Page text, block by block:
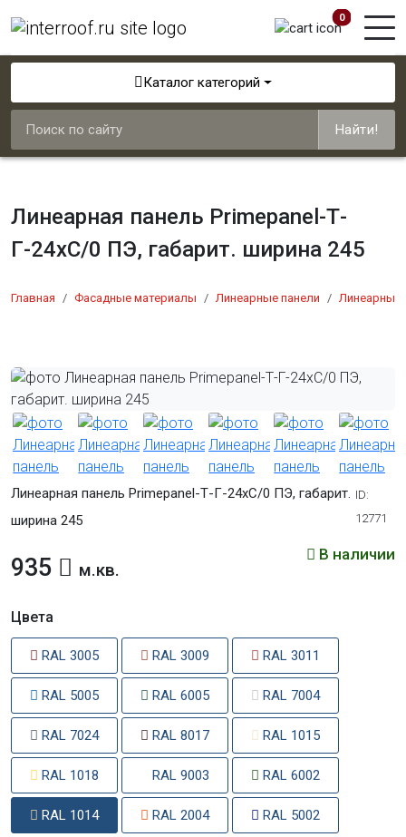
0
Каталог категорий
Найти!
Линеарная панель Primepanel-Т-
Г-24хС/0 ПЭ, габарит. ширина 245
Главная Фасадные материалы Линеарные панели Линеарные
Линеарная панель Primepanel-Т-Г-24хС/0 ПЭ, габарит.
ширина 245
ID:
12771
В наличии
935 м.кв.
Цвета
RAL 3005 RAL 3009 RAL 3011
RAL 5005 RAL 6005 RAL 7004
RAL 7024 RAL 8017 RAL 1015
RAL 1018 RAL 9003 RAL 6002
RAL 1014 RAL 2004 RAL 5002